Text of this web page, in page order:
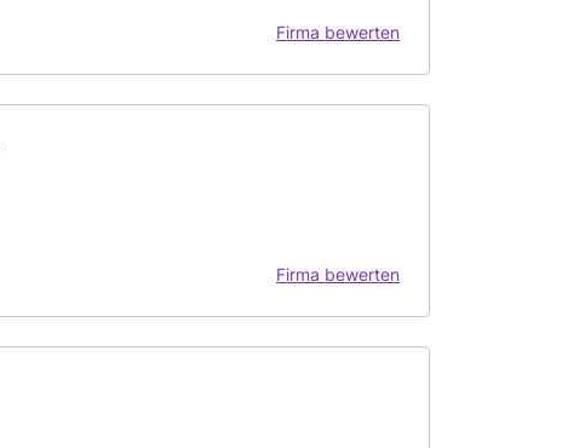
Firma bewerten
Firma bewerten